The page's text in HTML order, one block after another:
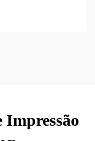
Impressão